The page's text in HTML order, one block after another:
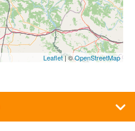
Leaflet| ©OpenStreetMap